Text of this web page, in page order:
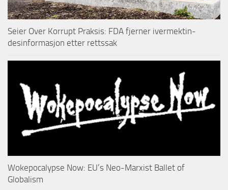
Seier Over Korrupt Praksis: FDA fjerner ivermektin-
desinformasjon etter rettssak
Wokepocalypse Now: EU’s Neo-Marxist Ballet of
Globalism